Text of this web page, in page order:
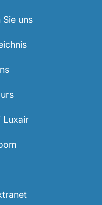
Sie uns
Luxair